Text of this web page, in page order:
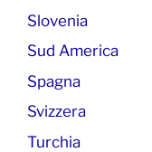
Slovenia
Sud America
Spagna
Svizzera
Turchia